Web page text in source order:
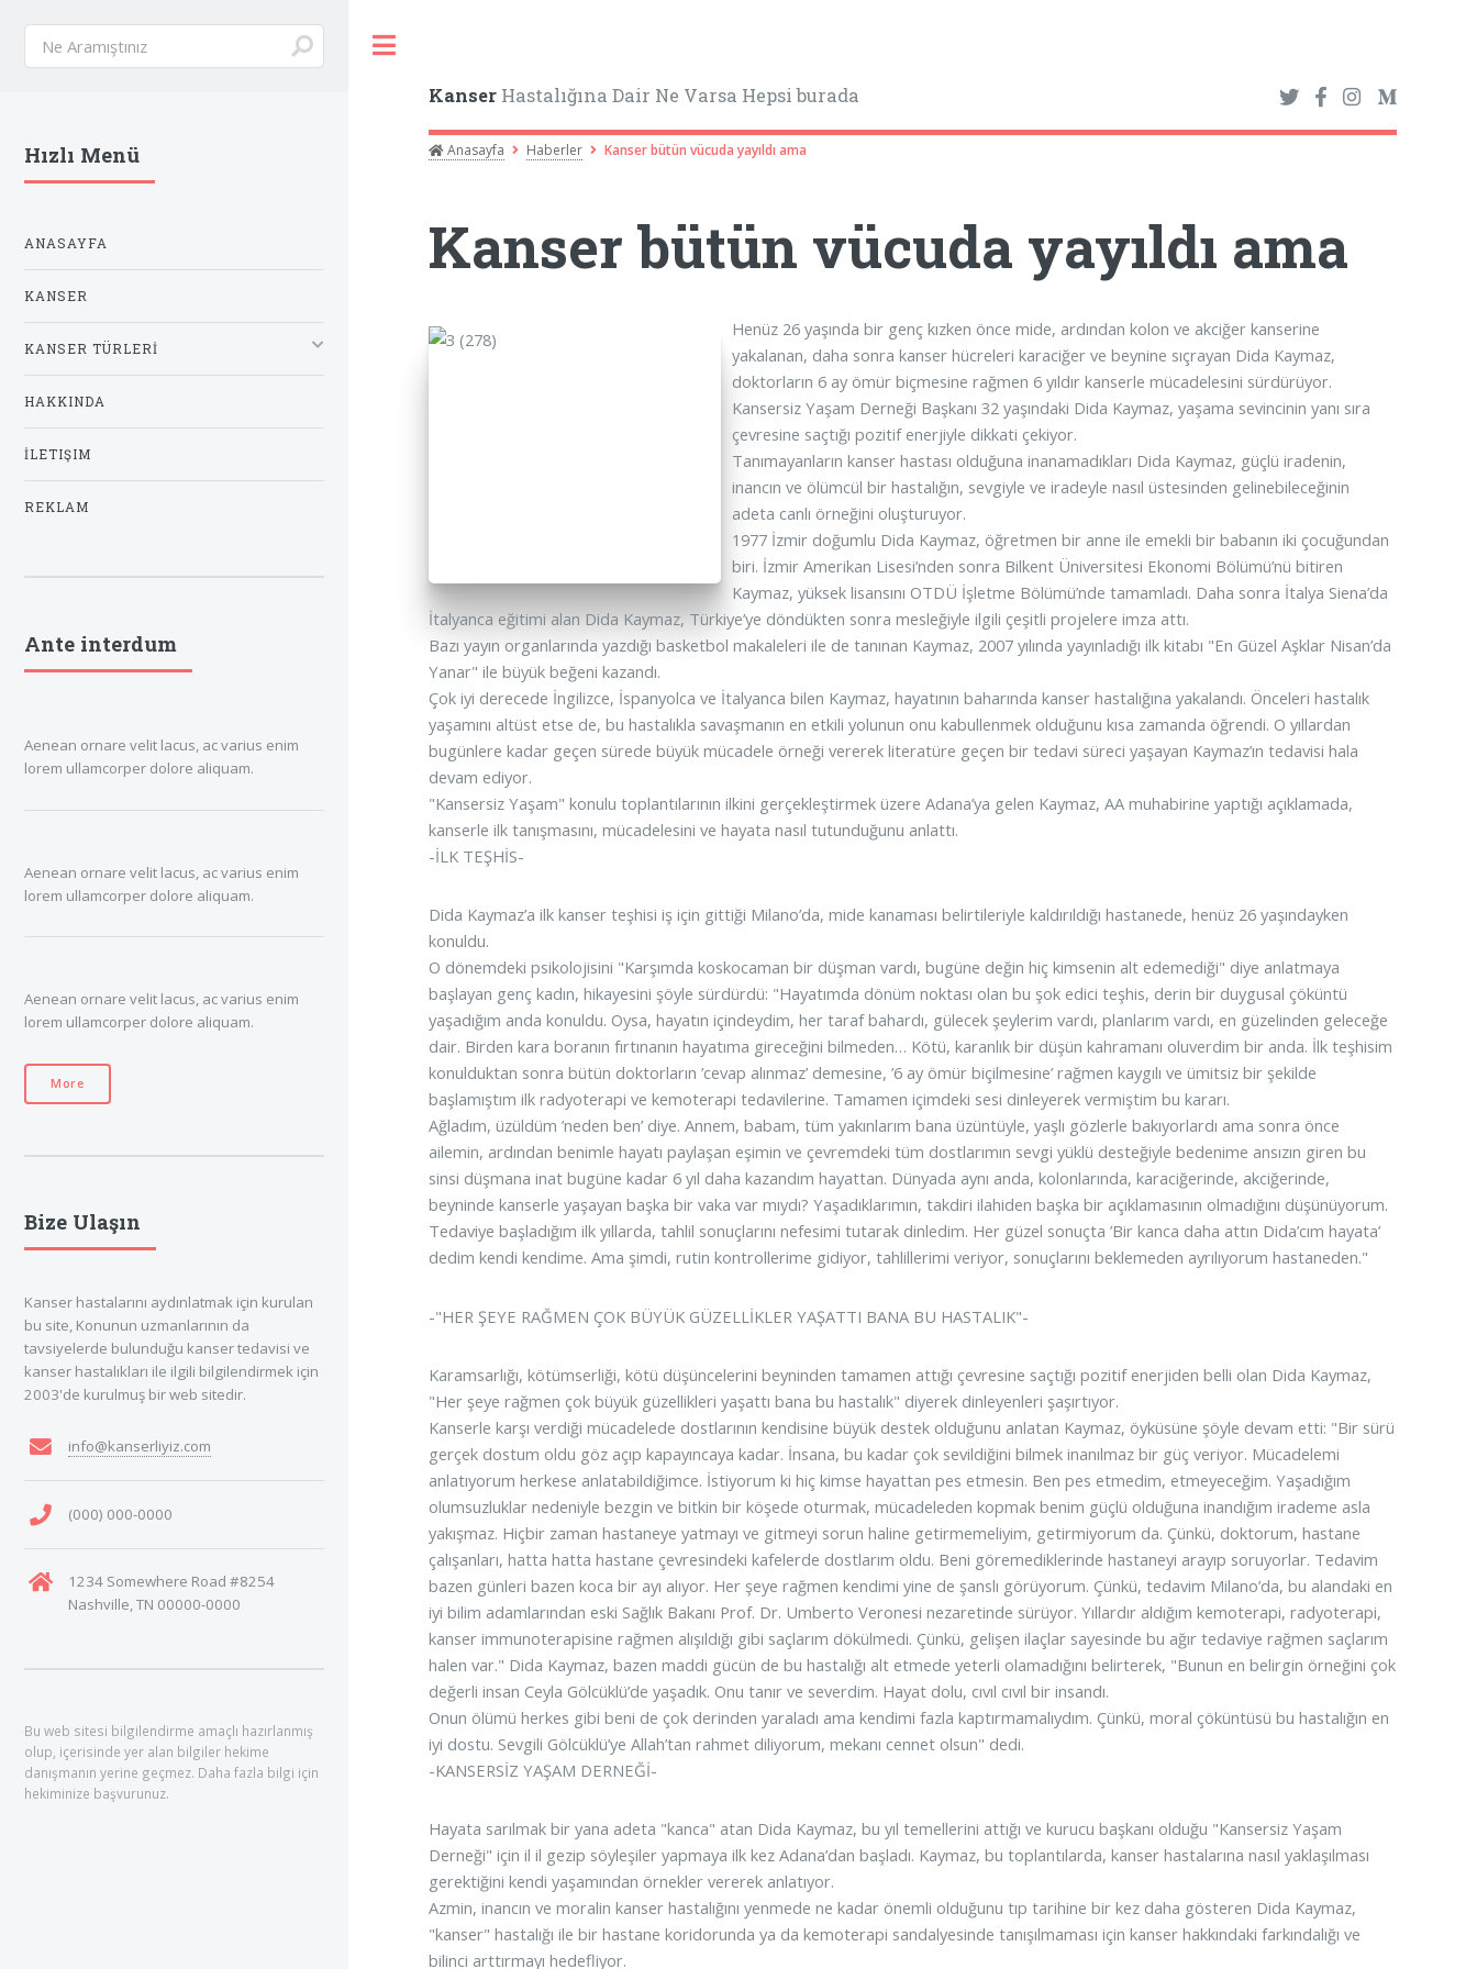
Kanser Hastalığına Dair Ne Varsa Hepsi burada
Anasayfa Haberler Kanser bütün vücuda yayıldı ama
Kanser bütün vücuda yayıldı ama
Henüz 26 yaşında bir genç kızken önce mide, ardından kolon ve akciğer kanserine
yakalanan, daha sonra kanser hücreleri karaciğer ve beynine sıçrayan Dida Kaymaz,
doktorların 6 ay ömür biçmesine rağmen 6 yıldır kanserle mücadelesini sürdürüyor.
Kansersiz Yaşam Derneği Başkanı 32 yaşındaki Dida Kaymaz, yaşama sevincinin yanı sıra
çevresine saçtığı pozitif enerjiyle dikkati çekiyor.
Tanımayanların kanser hastası olduğuna inanamadıkları Dida Kaymaz, güçlü iradenin,
inancın ve ölümcül bir hastalığın, sevgiyle ve iradeyle nasıl üstesinden gelinebileceğinin
adeta canlı örneğini oluşturuyor.
1977 İzmir doğumlu Dida Kaymaz, öğretmen bir anne ile emekli bir babanın iki çocuğundan
biri. İzmir Amerikan Lisesi’nden sonra Bilkent Üniversitesi Ekonomi Bölümü’nü bitiren
Kaymaz, yüksek lisansını OTDÜ İşletme Bölümü’nde tamamladı. Daha sonra İtalya Siena’da
İtalyanca eğitimi alan Dida Kaymaz, Türkiye’ye döndükten sonra mesleğiyle ilgili çeşitli projelere imza attı.
Bazı yayın organlarında yazdığı basketbol makaleleri ile de tanınan Kaymaz, 2007 yılında yayınladığı ilk kitabı "En Güzel Aşklar Nisan’da
Yanar" ile büyük beğeni kazandı.
Çok iyi derecede İngilizce, İspanyolca ve İtalyanca bilen Kaymaz, hayatının baharında kanser hastalığına yakalandı. Önceleri hastalık
yaşamını altüst etse de, bu hastalıkla savaşmanın en etkili yolunun onu kabullenmek olduğunu kısa zamanda öğrendi. O yıllardan
bugünlere kadar geçen sürede büyük mücadele örneği vererek literatüre geçen bir tedavi süreci yaşayan Kaymaz’ın tedavisi hala
devam ediyor.
"Kansersiz Yaşam" konulu toplantılarının ilkini gerçekleştirmek üzere Adana’ya gelen Kaymaz, AA muhabirine yaptığı açıklamada,
kanserle ilk tanışmasını, mücadelesini ve hayata nasıl tutunduğunu anlattı.
-İLK TEŞHİS-
Dida Kaymaz’a ilk kanser teşhisi iş için gittiği Milano’da, mide kanaması belirtileriyle kaldırıldığı hastanede, henüz 26 yaşındayken
konuldu.
O dönemdeki psikolojisini "Karşımda koskocaman bir düşman vardı, bugüne değin hiç kimsenin alt edemediği" diye anlatmaya
başlayan genç kadın, hikayesini şöyle sürdürdü: "Hayatımda dönüm noktası olan bu şok edici teşhis, derin bir duygusal çöküntü
yaşadığım anda konuldu. Oysa, hayatın içindeydim, her taraf bahardı, gülecek şeylerim vardı, planlarım vardı, en güzelinden geleceğe
dair. Birden kara boranın fırtınanın hayatıma gireceğini bilmeden… Kötü, karanlık bir düşün kahramanı oluverdim bir anda. İlk teşhisim
konulduktan sonra bütün doktorların ’cevap alınmaz’ demesine, ’6 ay ömür biçilmesine’ rağmen kaygılı ve ümitsiz bir şekilde
başlamıştım ilk radyoterapi ve kemoterapi tedavilerine. Tamamen içimdeki sesi dinleyerek vermiştim bu kararı.
Ağladım, üzüldüm ’neden ben’ diye. Annem, babam, tüm yakınlarım bana üzüntüyle, yaşlı gözlerle bakıyorlardı ama sonra önce
ailemin, ardından benimle hayatı paylaşan eşimin ve çevremdeki tüm dostlarımın sevgi yüklü desteğiyle bedenime ansızın giren bu
sinsi düşmana inat bugüne kadar 6 yıl daha kazandım hayattan. Dünyada aynı anda, kolonlarında, karaciğerinde, akciğerinde,
beyninde kanserle yaşayan başka bir vaka var mıydı? Yaşadıklarımın, takdiri ilahiden başka bir açıklamasının olmadığını düşünüyorum.
Tedaviye başladığım ilk yıllarda, tahlil sonuçlarını nefesimi tutarak dinledim. Her güzel sonuçta ’Bir kanca daha attın Dida’cım hayata’
dedim kendi kendime. Ama şimdi, rutin kontrollerime gidiyor, tahlillerimi veriyor, sonuçlarını beklemeden ayrılıyorum hastaneden."
-"HER ŞEYE RAĞMEN ÇOK BÜYÜK GÜZELLİKLER YAŞATTI BANA BU HASTALIK"-
Karamsarlığı, kötümserliği, kötü düşüncelerini beyninden tamamen attığı çevresine saçtığı pozitif enerjiden belli olan Dida Kaymaz,
"Her şeye rağmen çok büyük güzellikleri yaşattı bana bu hastalık" diyerek dinleyenleri şaşırtıyor.
Kanserle karşı verdiği mücadelede dostlarının kendisine büyük destek olduğunu anlatan Kaymaz, öyküsüne şöyle devam etti: "Bir sürü
gerçek dostum oldu göz açıp kapayıncaya kadar. İnsana, bu kadar çok sevildiğini bilmek inanılmaz bir güç veriyor. Mücadelemi
anlatıyorum herkese anlatabildiğimce. İstiyorum ki hiç kimse hayattan pes etmesin. Ben pes etmedim, etmeyeceğim. Yaşadığım
olumsuzluklar nedeniyle bezgin ve bitkin bir köşede oturmak, mücadeleden kopmak benim güçlü olduğuna inandığım irademe asla
yakışmaz. Hiçbir zaman hastaneye yatmayı ve gitmeyi sorun haline getirmemeliyim, getirmiyorum da. Çünkü, doktorum, hastane
çalışanları, hatta hatta hastane çevresindeki kafelerde dostlarım oldu. Beni göremediklerinde hastaneyi arayıp soruyorlar. Tedavim
bazen günleri bazen koca bir ayı alıyor. Her şeye rağmen kendimi yine de şanslı görüyorum. Çünkü, tedavim Milano’da, bu alandaki en
iyi bilim adamlarından eski Sağlık Bakanı Prof. Dr. Umberto Veronesi nezaretinde sürüyor. Yıllardır aldığım kemoterapi, radyoterapi,
kanser immunoterapisine rağmen alışıldığı gibi saçlarım dökülmedi. Çünkü, gelişen ilaçlar sayesinde bu ağır tedaviye rağmen saçlarım
halen var." Dida Kaymaz, bazen maddi gücün de bu hastalığı alt etmede yeterli olamadığını belirterek, "Bunun en belirgin örneğini çok
değerli insan Ceyla Gölcüklü’de yaşadık. Onu tanır ve severdim. Hayat dolu, cıvıl cıvıl bir insandı.
Onun ölümü herkes gibi beni de çok derinden yaraladı ama kendimi fazla kaptırmamalıydım. Çünkü, moral çöküntüsü bu hastalığın en
iyi dostu. Sevgili Gölcüklü’ye Allah’tan rahmet diliyorum, mekanı cennet olsun" dedi.
-KANSERSİZ YAŞAM DERNEĞİ-
Hayata sarılmak bir yana adeta "kanca" atan Dida Kaymaz, bu yıl temellerini attığı ve kurucu başkanı olduğu "Kansersiz Yaşam
Derneği" için il il gezip söyleşiler yapmaya ilk kez Adana’dan başladı. Kaymaz, bu toplantılarda, kanser hastalarına nasıl yaklaşılması
gerektiğini kendi yaşamından örnekler vererek anlatıyor.
Azmin, inancın ve moralin kanser hastalığını yenmede ne kadar önemli olduğunu tıp tarihine bir kez daha gösteren Dida Kaymaz,
"kanser" hastalığı ile bir hastane koridorunda ya da kemoterapi sandalyesinde tanışılmaması için kanser hakkındaki farkındalığı ve
bilinci arttırmayı hedefliyor.
Hızlı Menü
ANASAYFA
KANSER
KANSER TÜRLERİ
HAKKINDA
İLETIŞIM
REKLAM
Ante interdum
Aenean ornare velit lacus, ac varius enim
lorem ullamcorper dolore aliquam.
Aenean ornare velit lacus, ac varius enim
lorem ullamcorper dolore aliquam.
Aenean ornare velit lacus, ac varius enim
lorem ullamcorper dolore aliquam.
More
Bize Ulaşın
Kanser hastalarını aydınlatmak için kurulan
bu site, Konunun uzmanlarının da
tavsiyelerde bulunduğu kanser tedavisi ve
kanser hastalıkları ile ilgili bilgilendirmek için
2003'de kurulmuş bir web sitedir.
info@kanserliyiz.com
(000) 000-0000
1234 Somewhere Road #8254
Nashville, TN 00000-0000
Bu web sitesi bilgilendirme amaçlı hazırlanmış
olup, içerisinde yer alan bilgiler hekime
danışmanın yerine geçmez. Daha fazla bilgi için
hekiminize başvurunuz.